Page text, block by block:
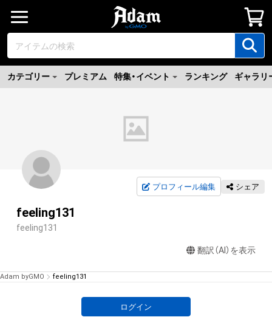
カテゴリー プレミアム 特集・イベント ランキング ギャラリ
プロフィール編集 シェア
feeling131
feeling131
翻訳（AI）を表示
Adam byGMO feeling131
ログイン